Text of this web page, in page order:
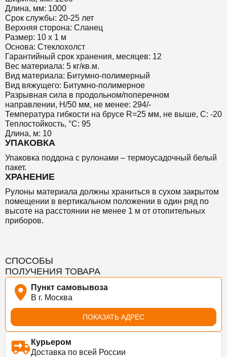
Длина, мм: 1000
Срок службы: 20-25 лет
Верхняя сторона: Сланец
Размер: 10 х 1 м
Основа: Стеклохолст
Гарантийный срок хранения, месяцев: 12
Вес материала: 5 кг/кв.м.
Вид материала: Битумно-полимерный
Вид вяжущего: Битумно-полимерное
Разрывная сила в продольном/поперечном
направлении, Н/50 мм, не менее: 294/-
Температура гибкости на брусе R=25 мм, не выше, С: -20
Теплостойкость, °С: 95
Длина, м: 10
УПАКОВКА
Упаковка поддона с рулонами – термоусадочный белый
пакет.
ХРАНЕНИЕ
Рулоны материала должны храниться в сухом закрытом
помещении в вертикальном положении в один ряд по
высоте на расстоянии не менее 1 м от отопительных
приборов.
СПОСОБЫ
ПОЛУЧЕНИЯ ТОВАРА
Пункт самовывоза
В г. Москва
ПОКАЗАТЬ АДРЕС
Курьером
Доставка по всей России